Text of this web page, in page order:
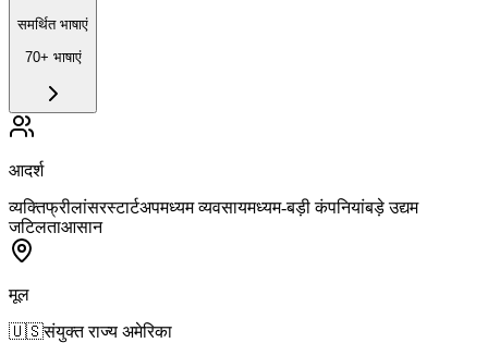
समर्थित भाषाएं
70+ भाषाएं
आदर्श
व्यक्तिफ्रीलांसरस्टार्टअपमध्यम व्यवसायमध्यम-बड़ी कंपनियांबड़े उद्यम
जटिलताआसान
मूल
🇺🇸संयुक्त राज्य अमेरिका